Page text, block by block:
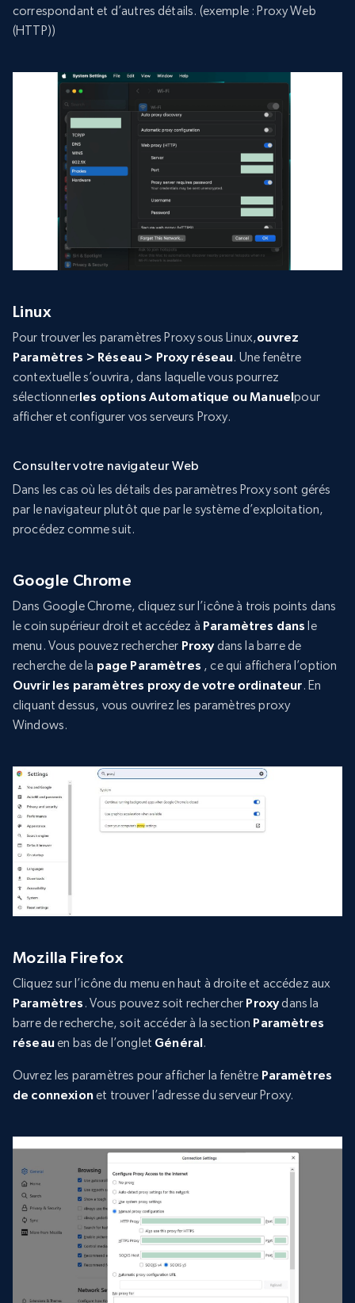
correspondant et d’autres détails. (exemple : Proxy Web
(HTTP))
Linux
Pour trouver les paramètres Proxy sous Linux,ouvrez
Paramètres > Réseau > Proxy réseau. Une fenêtre
contextuelle s’ouvrira, dans laquelle vous pourrez
sélectionnerles options Automatique ou Manuelpour
afficher et configurer vos serveurs Proxy.
Consulter votre navigateur Web
Dans les cas où les détails des paramètres Proxy sont gérés
par le navigateur plutôt que par le système d’exploitation,
procédez comme suit.
Google Chrome
Dans Google Chrome, cliquez sur l’icône à trois points dans
le coin supérieur droit et accédez à Paramètres dansle
menu. Vous pouvez rechercher Proxy dans la barre de
recherche de la page Paramètres , ce qui affichera l’option
Ouvrir les paramètres proxy de votre ordinateur. En
cliquant dessus, vous ouvrirez les paramètres proxy
Windows.
Mozilla Firefox
Cliquez sur l’icône du menu en haut à droite et accédez aux
Paramètres . Vous pouvez soit rechercher Proxydans la
barre de recherche, soit accéder à la section Paramètres
réseauen bas de l’onglet Général.
Ouvrez les paramètres pour afficher la fenêtre Paramètres
de connexionet trouver l’adresse du serveur Proxy.